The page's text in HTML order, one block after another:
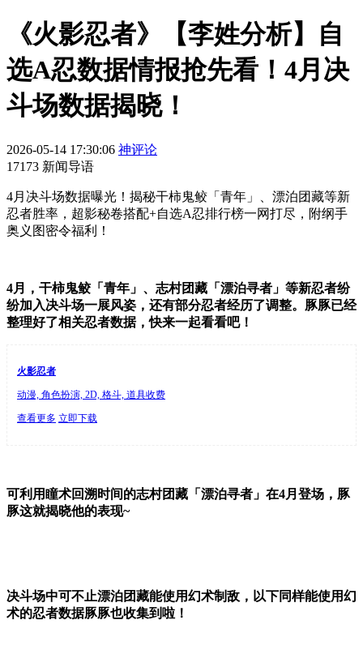
《火影忍者》【李姓分析】自
选A忍数据情报抢先看！4月决
斗场数据揭晓！
2026-05-14 17:30:06 神评论
17173 新闻导语
4月决斗场数据曝光！揭秘干柿鬼鲛「青年」、漂泊团藏等新
忍者胜率，超影秘卷搭配+自选A忍排行榜一网打尽，附纲手
奥义图密令福利！
4月，干柿鬼鲛「青年」、志村团藏「漂泊寻者」等新忍者纷
纷加入决斗场一展风姿，还有部分忍者经历了调整。豚豚已经
整理好了相关忍者数据，快来一起看看吧！
火影忍者
动漫, 角色扮演, 2D, 格斗, 道具收费
查看更多 立即下载
可利用瞳术回溯时间的志村团藏「漂泊寻者」在4月登场，豚
豚这就揭晓他的表现~
决斗场中可不止漂泊团藏能使用幻术制敌，以下同样能使用幻
术的忍者数据豚豚也收集到啦！